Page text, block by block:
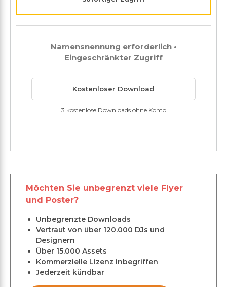
Namensnennung erforderlich •
Eingeschränkter Zugriff
Kostenloser Download
3 kostenlose Downloads ohne Konto
Möchten Sie unbegrenzt viele Flyer
und Poster?
Unbegrenzte Downloads
Vertraut von über 120.000 DJs und
Designern
Über 15.000 Assets
Kommerzielle Lizenz inbegriffen
Jederzeit kündbar